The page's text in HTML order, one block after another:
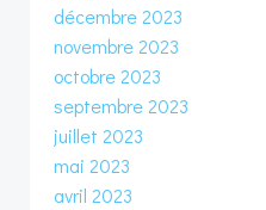
décembre 2023
novembre 2023
octobre 2023
septembre 2023
juillet 2023
mai 2023
avril 2023